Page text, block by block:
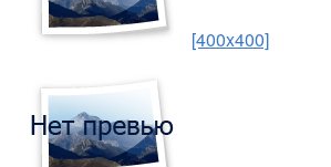
[400x400]